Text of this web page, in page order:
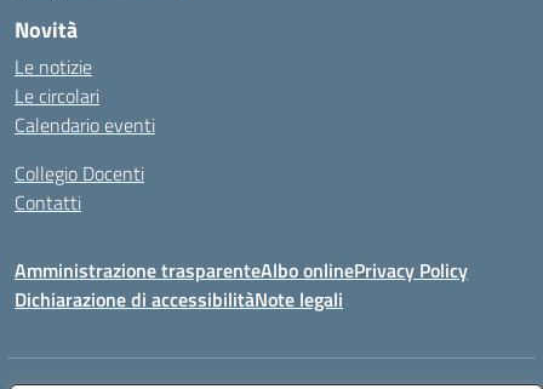
Novità
Le notizie
Le circolari
Calendario eventi
Collegio Docenti
Contatti
Amministrazione trasparenteAlbo onlinePrivacy Policy
Dichiarazione di accessibilitàNote legali